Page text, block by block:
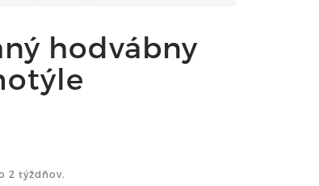
hodvábny
2 týždňov.